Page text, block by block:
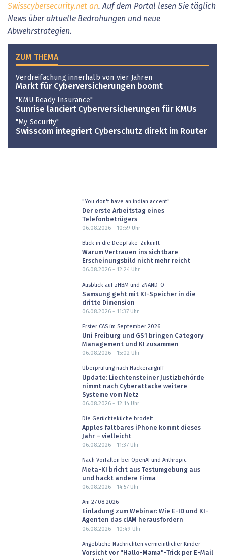
Swisscybersecurity.net an. Auf dem Portal lesen Sie täglich
News über aktuelle Bedrohungen und neue
Abwehrstrategien.
ZUM THEMA
Verdreifachung innerhalb von vier Jahren
Markt für Cyberversicherungen boomt
"KMU Ready Insurance"
Sunrise lanciert Cyberversicherungen für KMUs
"My Security"
Swisscom integriert Cyberschutz direkt im Router
"You don't have an indian accent"
Der erste Arbeitstag eines
Telefonbetrügers
06.08.2026 - 10:59 Uhr
Blick in die Deepfake-Zukunft
Warum Vertrauen ins sichtbare
Erscheinungsbild nicht mehr reicht
06.08.2026 - 12:24Uhr
Ausblick auf zHBM und zNAND-O
Samsung geht mit KI-Speicher in die
dritte Dimension
06.08.2026 - 11:37Uhr
Erster CAS im September 2026
Uni Freiburg und GS1 bringen Category
Management und KI zusammen
06.08.2026 - 15:02 Uhr
Überprüfung nach Hackerangriff
Update: Liechtensteiner Justizbehörde
nimmt nach Cyberattacke weitere
Systeme vom Netz
06.08.2026 - 12:14Uhr
Die Gerüchteküche brodelt
Apples faltbares iPhone kommt dieses
Jahr – vielleicht
06.08.2026 - 11:37Uhr
Nach Vorfällen bei OpenAI und Anthropic
Meta-KI bricht aus Testumgebung aus
und hackt andere Firma
06.08.2026 - 14:57Uhr
Am 27.08.2026
Einladung zum Webinar: Wie E-ID und KI-
Agenten das cIAM herausfordern
06.08.2026 - 10:49 Uhr
Angebliche Nachrichten vermeintlicher Kinder
Vorsicht vor "Hallo-Mama"-Trick per E-Mail